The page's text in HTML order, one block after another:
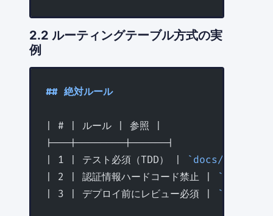
2.2 ルーティングテーブル方式の実
例
## 絶対ルール
| # | ルール | 参照 |
|---|--------|------|
| 1 | テスト必須（TDD） |
`docs/guides/
| 2 | 認証情報ハードコード禁止 |
`docs/
| 3 | デプロイ前にレビュー必須 |
`docs/